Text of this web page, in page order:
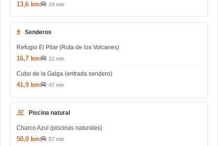
13,6 km 24 min
Senderos
Refugio El Pilar (Ruta de los Volcanes)
16,7 km 21 min
Cubo de la Galga (entrada sendero)
41,9 km 47 min
Piscina natural
Charco Azul (piscinas naturales)
50,0 km 57 min